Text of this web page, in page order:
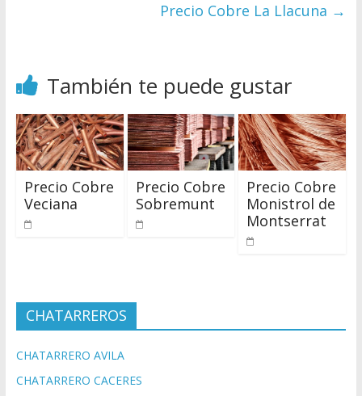
Precio Cobre La Llacuna →
También te puede gustar
Precio Cobre
Veciana
Precio Cobre
Sobremunt
Precio Cobre
Monistrol de
Montserrat
CHATARREROS
CHATARRERO AVILA
CHATARRERO CACERES